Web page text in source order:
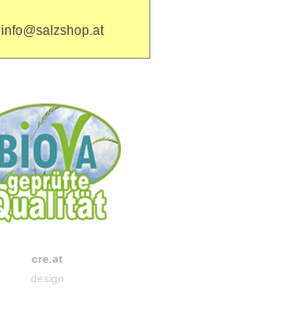
cre.at
design